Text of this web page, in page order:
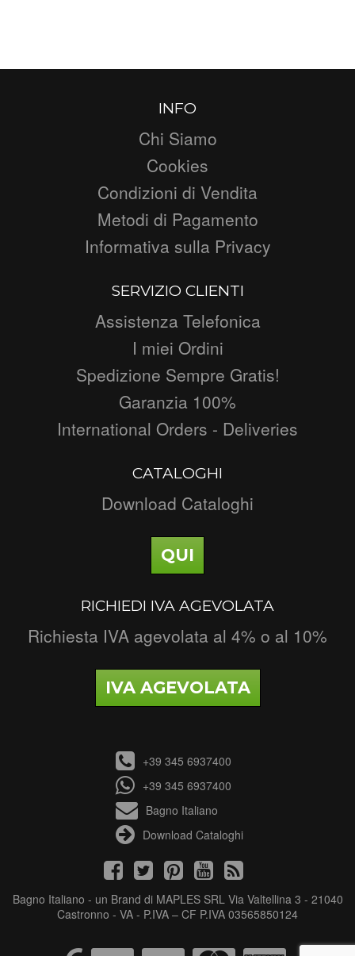
INFO
Chi Siamo
Cookies
Condizioni di Vendita
Metodi di Pagamento
Informativa sulla Privacy
SERVIZIO CLIENTI
Assistenza Telefonica
I miei Ordini
Spedizione Sempre Gratis!
Garanzia 100%
International Orders - Deliveries
CATALOGHI
Download Cataloghi
QUI
RICHIEDI IVA AGEVOLATA
Richiesta IVA agevolata al 4% o al 10%
IVA AGEVOLATA
+39 345 6937400
+39 345 6937400
Bagno Italiano
Download Cataloghi
Bagno Italiano - un Brand di MAPLES SRL Via Valtellina 3 - 21040
Castronno - VA - P.IVA – CF P.IVA 03565850124